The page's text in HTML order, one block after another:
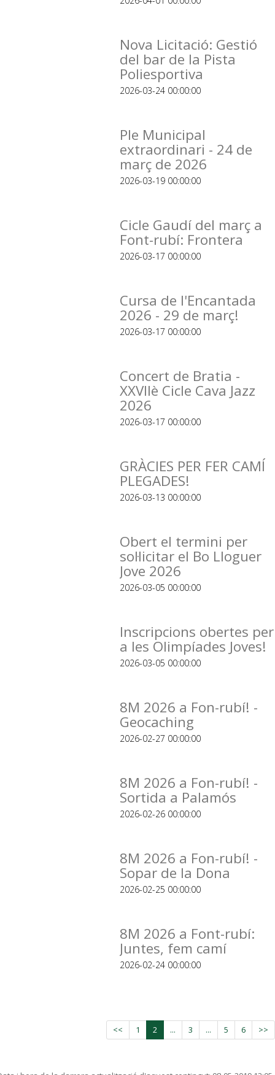
Nova Licitació: Gestió
del bar de la Pista
Poliesportiva
2026-03-24 00:00:00
Ple Municipal
extraordinari - 24 de
març de 2026
2026-03-19 00:00:00
Cicle Gaudí del març a
Font-rubí: Frontera
2026-03-17 00:00:00
Cursa de l'Encantada
2026 - 29 de març!
2026-03-17 00:00:00
Concert de Bratia -
XXVIIè Cicle Cava Jazz
2026
2026-03-17 00:00:00
GRÀCIES PER FER CAMÍ
PLEGADES!
2026-03-13 00:00:00
Obert el termini per
sol·licitar el Bo Lloguer
Jove 2026
2026-03-05 00:00:00
Inscripcions obertes per
a les Olimpíades Joves!
2026-03-05 00:00:00
8M 2026 a Fon-rubí! -
Geocaching
2026-02-27 00:00:00
8M 2026 a Fon-rubí! -
Sortida a Palamós
2026-02-26 00:00:00
8M 2026 a Fon-rubí! -
Sopar de la Dona
2026-02-25 00:00:00
8M 2026 a Font-rubí:
Juntes, fem camí
2026-02-24 00:00:00
<< 1 2 ... 3 ... 5 6 >>